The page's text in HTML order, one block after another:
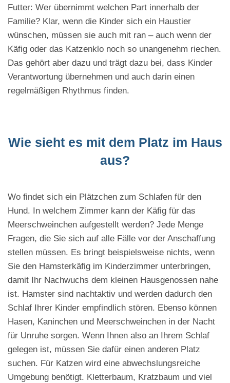
Futter: Wer übernimmt welchen Part innerhalb der
Familie? Klar, wenn die Kinder sich ein Haustier
wünschen, müssen sie auch mit ran – auch wenn der
Käfig oder das Katzenklo noch so unangenehm riechen.
Das gehört aber dazu und trägt dazu bei, dass Kinder
Verantwortung übernehmen und auch darin einen
regelmäßigen Rhythmus finden.
Wie sieht es mit dem Platz im Haus
aus?
Wo findet sich ein Plätzchen zum Schlafen für den
Hund. In welchem Zimmer kann der Käfig für das
Meerschweinchen aufgestellt werden? Jede Menge
Fragen, die Sie sich auf alle Fälle vor der Anschaffung
stellen müssen. Es bringt beispielsweise nichts, wenn
Sie den Hamsterkäfig im Kinderzimmer unterbringen,
damit Ihr Nachwuchs dem kleinen Hausgenossen nahe
ist. Hamster sind nachtaktiv und werden dadurch den
Schlaf Ihrer Kinder empfindlich stören. Ebenso können
Hasen, Kaninchen und Meerschweinchen in der Nacht
für Unruhe sorgen. Wenn Ihnen also an Ihrem Schlaf
gelegen ist, müssen Sie dafür einen anderen Platz
suchen. Für Katzen wird eine abwechslungsreiche
Umgebung benötigt. Kletterbaum, Kratzbaum und viel